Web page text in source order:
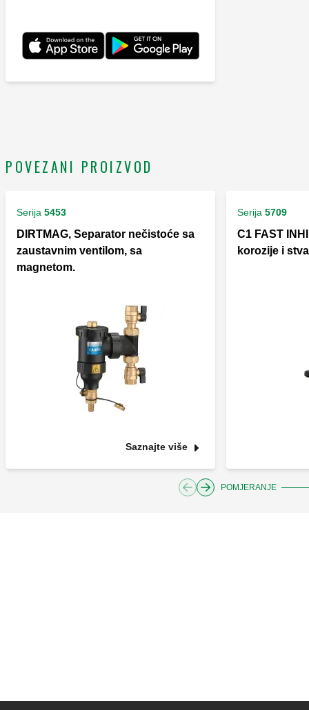
POVEZANI PROIZVOD
Serija 5453
DIRTMAG, Separator nečistoće sa
zaustavnim ventilom, sa
magnetom.
Saznajte više
Serija 5709
C1 FAST
korozije i
POMJERANJE